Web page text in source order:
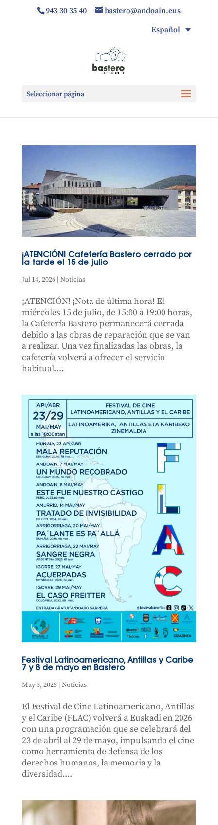
943 30 35 40
bastero@andoain.eus
Español
Seleccionar página
¡ATENCIÓN! Cafetería Bastero cerrado por
la tarde el 15 de julio
Jul 14, 2026| Noticias
¡ATENCIÓN! ¡Nota de última hora! El
miércoles 15 de julio, de 15:00 a 19:00 horas,
la Cafetería Bastero permanecerá cerrada
debido a las obras de reparación que se van
a realizar. Una vez finalizadas las obras, la
cafetería volverá a ofrecer el servicio
habitual....
Festival Latinoamericano, Antillas y Caribe
7 y 8 de mayo en Bastero
May 5, 2026| Noticias
El Festival de Cine Latinoamericano, Antillas
y el Caribe (FLAC) volverá a Euskadi en 2026
con una programación que se celebrará del
23 de abril al 29 de mayo, impulsando el cine
como herramienta de defensa de los
derechos humanos, la memoria y la
diversidad....